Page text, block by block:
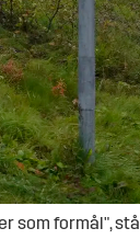
som formål",